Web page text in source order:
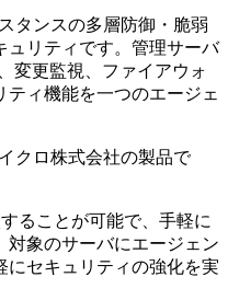
タンスの多層防御・脆弱
ュリティです。管理サーバ
変更監視、ファイアウォ
ィ機能を一つのエージェ
クロ株式会社の製品で
ることが可能で、手軽に
対象のサーバにエージェン
にセキュリティの強化を実